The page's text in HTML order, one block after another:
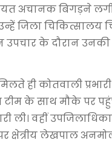
अचानक बिगड़ने
जिला चिकित्सालय
के दौरान उनकी
ही कोतवाली
टीम के साथ मौके पर
ली। वहीं
क्षेत्रीय लेखपाल